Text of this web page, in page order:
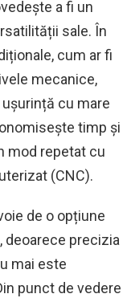
a fi un
sale. În
cum ar fi
mecanice,
cu mare
timp și
mod repetat cu
(CNC).
de o opțiune
deoarece precizia
mai este
punct de vedere